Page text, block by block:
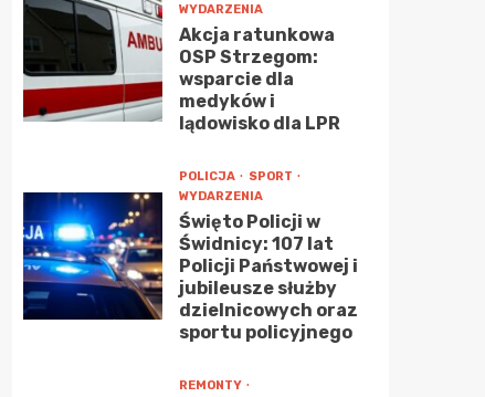
WYDARZENIA
Akcja ratunkowa
OSP Strzegom:
wsparcie dla
medyków i
lądowisko dla LPR
POLICJA
SPORT
WYDARZENIA
Święto Policji w
Świdnicy: 107 lat
Policji Państwowej i
jubileusze służby
dzielnicowych oraz
sportu policyjnego
REMONTY